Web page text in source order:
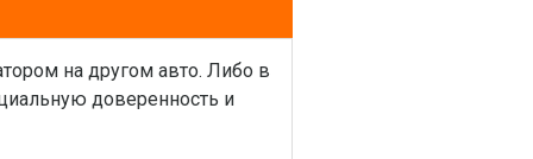
на другом авто. Либо в
доверенность и